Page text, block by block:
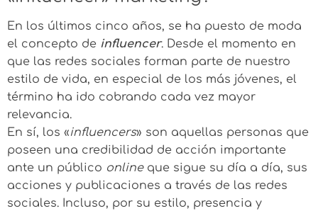
En los últimos cinco años, se ha puesto de moda
el concepto de influencer. Desde el momento en
que las redes sociales forman parte de nuestro
estilo de vida, en especial de los más jóvenes, el
término ha ido cobrando cada vez mayor
relevancia.
En sí, los «influencers» son aquellas personas que
poseen una credibilidad de acción importante
ante un público onlineque sigue su día a día, sus
acciones y publicaciones a través de las redes
sociales. Incluso, por su estilo, presencia y